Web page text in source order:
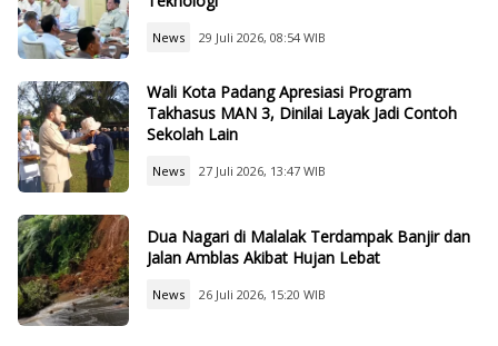
News 29 Juli 2026, 08:54 WIB
Wali Kota Padang Apresiasi Program
Takhasus MAN 3, Dinilai Layak Jadi Contoh
Sekolah Lain
News 27 Juli 2026, 13:47 WIB
Dua Nagari di Malalak Terdampak Banjir dan
Jalan Amblas Akibat Hujan Lebat
News 26 Juli 2026, 15:20 WIB